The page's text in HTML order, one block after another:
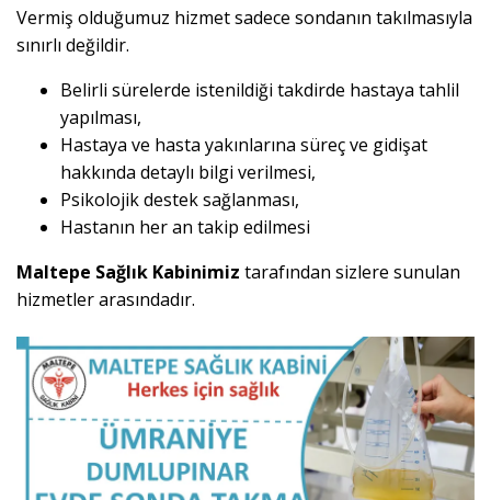
Vermiş olduğumuz hizmet sadece sondanın takılmasıyla
sınırlı değildir.
Belirli sürelerde istenildiği takdirde hastaya tahlil
yapılması,
Hastaya ve hasta yakınlarına süreç ve gidişat
hakkında detaylı bilgi verilmesi,
Psikolojik destek sağlanması,
Hastanın her an takip edilmesi
Maltepe Sağlık Kabinimiz tarafından sizlere sunulan
hizmetler arasındadır.